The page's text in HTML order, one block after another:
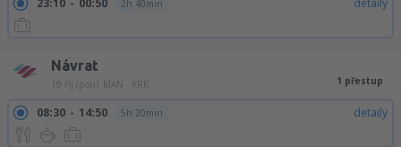
23:10 00:50 2h 40min detaily
Návrat
19 říj (pon) MAN - KRK 1 přestup
08:30 14:50 5h 20min detaily